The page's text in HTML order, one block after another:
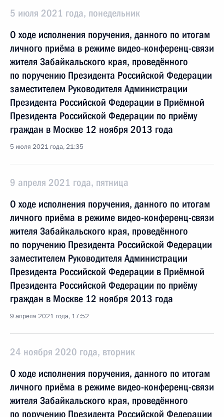
5 июля 2021 года, понедельник
О ходе исполнения поручения, данного по итогам
личного приёма в режиме видео-конференц-связи
жителя Забайкальского края, проведённого
по поручению Президента Российской Федерации
заместителем Руководителя Администрации
Президента Российской Федерации в Приёмной
Президента Российской Федерации по приёму
граждан в Москве 12 ноября 2013 года
5 июля 2021 года, 21:35
9 апреля 2021 года, пятница
О ходе исполнения поручения, данного по итогам
личного приёма в режиме видео-конференц-связи
жителя Забайкальского края, проведённого
по поручению Президента Российской Федерации
заместителем Руководителя Администрации
Президента Российской Федерации в Приёмной
Президента Российской Федерации по приёму
граждан в Москве 12 ноября 2013 года
9 апреля 2021 года, 17:52
24 ноября 2020 года, вторник
О ходе исполнения поручения, данного по итогам
личного приёма в режиме видео-конференц-связи
жителя Забайкальского края, проведённого
по поручению Президента Российской Федерации